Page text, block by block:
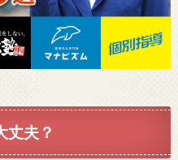
丈夫？